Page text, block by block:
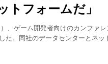
トフォームだ」
、ゲーム開発者向けのカンファ
た。同社のデータセンターとネッ